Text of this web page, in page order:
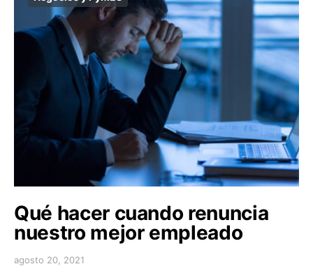
Qué hacer cuando renuncia
nuestro mejor empleado
agosto 20, 2021